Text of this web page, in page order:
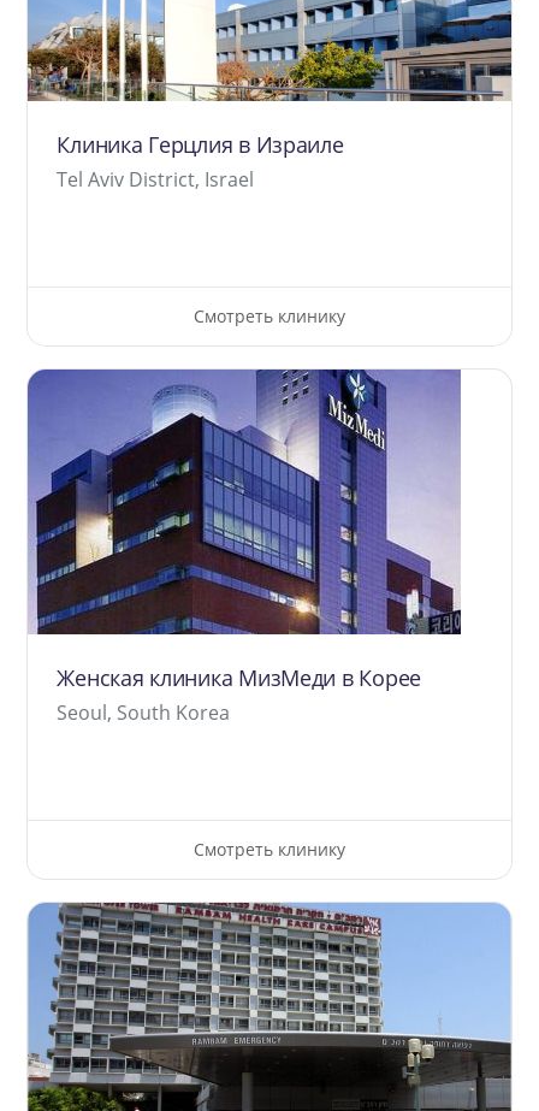
Клиника Герцлия в Израиле
Tel Aviv District, Israel
Смотреть клинику
Женская клиника МизМеди в Корее
Seoul, South Korea
Смотреть клинику